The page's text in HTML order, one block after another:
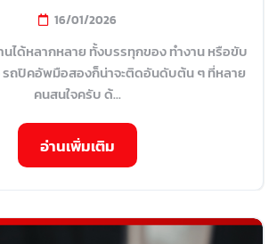
16/01/2026
ได้หลากหลาย ทั้งบรรทุกของ ทำงาน หรือขับ
รถปิคอัพมือสองก็น่าจะติดอันดับต้น ๆ ที่หลาย
คนสนใจครับ ด้...
อ่านเพิ่มเติม